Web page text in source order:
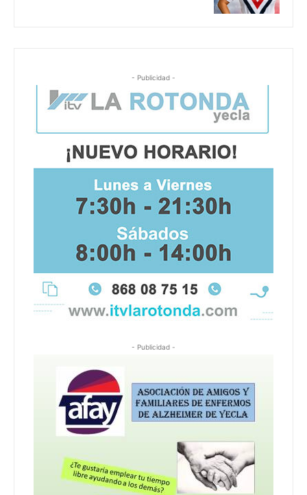
- Publicidad -
- Publicidad -